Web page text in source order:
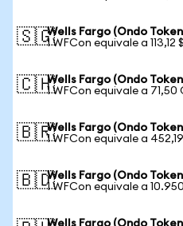
🇸🇬Wells Fargo (Ondo
1 WFCon equivale a 113,12 $
🇨🇭Wells Fargo (Ondo
1 WFCon equivale a 71,50
🇧🇷Wells Fargo (Ondo
1 WFCon equivale a
🇧🇩Wells Fargo (Ondo
1 WFCon equivale a
Wells Fargo (Ondo